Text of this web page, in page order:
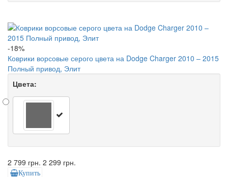
-18%
Коврики ворсовые серого цвета на Dodge Charger 2010 – 2015
Полный привод, Элит
Цвета:
2 799 грн. 2 299 грн.
Купить